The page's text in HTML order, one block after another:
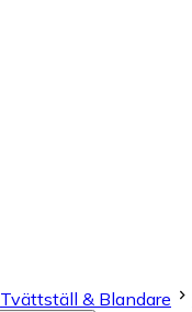
Tvättställ & Blandare